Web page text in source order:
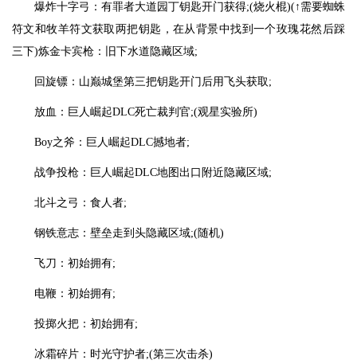
爆炸十字弓：有罪者大道园丁钥匙开门获得;(烧火棍)(↑需要蜘蛛
符文和牧羊符文获取两把钥匙，在从背景中找到一个玫瑰花然后踩
三下)炼金卡宾枪：旧下水道隐藏区域;
回旋镖：山巅城堡第三把钥匙开门后用飞头获取;
放血：巨人崛起DLC死亡裁判官;(观星实验所)
Boy之斧：巨人崛起DLC撼地者;
战争投枪：巨人崛起DLC地图出口附近隐藏区域;
北斗之弓：食人者;
钢铁意志：壁垒走到头隐藏区域;(随机)
飞刀：初始拥有;
电鞭：初始拥有;
投掷火把：初始拥有;
冰霜碎片：时光守护者;(第三次击杀)